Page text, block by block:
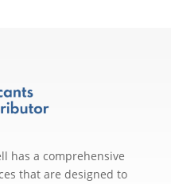
has a comprehensive
that are designed to